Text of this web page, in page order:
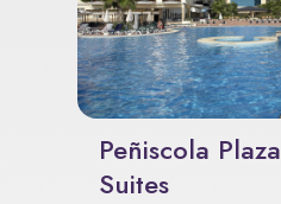
Peñiscola Plaza
Suites